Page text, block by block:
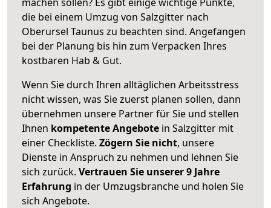
die bei einem Umzug von Salzgitter nach
Oberursel Taunus zu beachten sind. Angefangen
bei der Planung bis hin zum Verpacken Ihres
kostbaren Hab & Gut.
Wenn Sie durch Ihren alltäglichen Arbeitsstress
nicht wissen, was Sie zuerst planen sollen, dann
übernehmen unsere Partner für Sie und stellen
Ihnen kompetente Angebote in Salzgitter mit
einer Checkliste. Zögern Sie nicht, unsere
Dienste in Anspruch zu nehmen und lehnen Sie
sich zurück. Vertrauen Sie unserer 9 Jahre
Erfahrung in der Umzugsbranche und holen Sie
sich Angebote.